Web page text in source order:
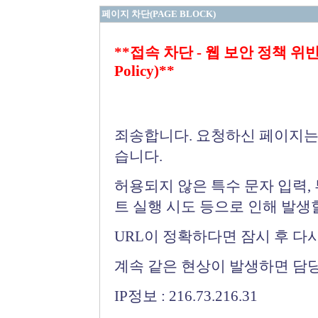
페이지 차단(PAGE BLOCK)
**접속 차단 - 웹 보안 정책 위
Policy)**
죄송합니다. 요청하신 페이지
습니다.
허용되지 않은 특수 문자 입력
트 실행 시도 등으로 인해 발생
URL이 정확하다면 잠시 후 다
계속 같은 현상이 발생하면 담
IP정보 : 216.73.216.31